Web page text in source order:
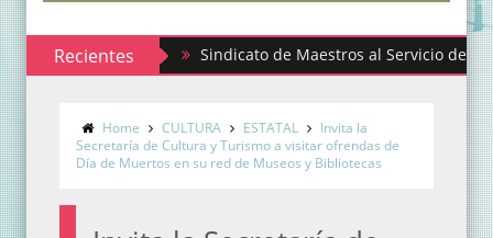
RecientesSindicato de Maestros al Servicio del Estado
Home CULTURA ESTATAL
Invita la
Secretaría de Cultura y Turismo a visitar ofrendas de
Día de Muertos en su red de Museos y Bibliotecas